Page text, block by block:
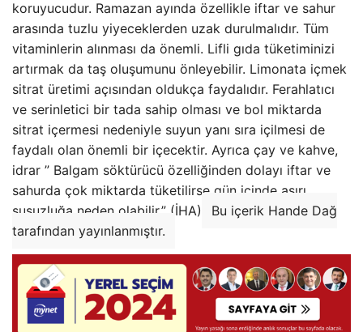
koruyucudur. Ramazan ayında özellikle iftar ve sahur
arasında tuzlu yiyeceklerden uzak durulmalıdır. Tüm
vitaminlerin alınması da önemli. Lifli gıda tüketiminizi
artırmak da taş oluşumunu önleyebilir. Limonata içmek
sitrat üretimi açısından oldukça faydalıdır. Ferahlatıcı
ve serinletici bir tada sahip olması ve bol miktarda
sitrat içermesi nedeniyle suyun yanı sıra içilmesi de
faydalı olan önemli bir içecektir. Ayrıca çay ve kahve,
idrar ” Balgam söktürücü özelliğinden dolayı iftar ve
sahurda çok miktarda tüketilirse gün içinde aşırı
susuzluğa neden olabilir.” (İHA)
Bu içerik Hande Dağ
tarafından yayınlanmıştır.